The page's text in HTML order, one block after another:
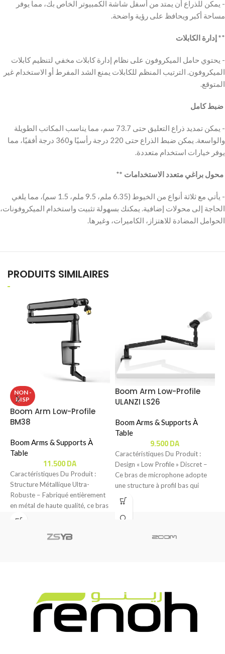
إدارة الكابلات **
‬‫- يحتوي حامل الميكروفون على نظام إدارة كابلات مخفي لتنظيم كابلات
الميكروفون. الترتيب المنظم للكابلات يمنع الشد المفرط أو الاستخدام غير
المتوقع.
‬‫‬‫ ضبط كامل
والواسعة. يمكن ضبط الذراع حتى 220 درجة رأسيًا و360 درجة أفقيًا، مما
يوفر خيارات استخدام متعددة.
‬‫‬‫ محول براغي متعدد الاستخدامات **
الحاجة إلى محولات إضافية. يمكنك بسهولة تثبيت واستخدام الميكروفونات،
PRODUITS SIMILAIRES
NON -
DISP
Boom Arm Low-Profile
BM38
Boom Arms & Supports À
Table
11.500DA
Caractéristiques Du Produit :
Structure Métallique Ultra-
Robuste – Fabriqué entièrement
en métal de haute qualité, ce bras
de microphone offre
Boom Arm Low-Profile
ULANZI LS26
Boom Arms & Supports À
Table
9.500DA
Caractéristiques Du Produit :
Design « Low Profile » Discret –
Ce bras de microphone adopte
une structure à profil bas qui